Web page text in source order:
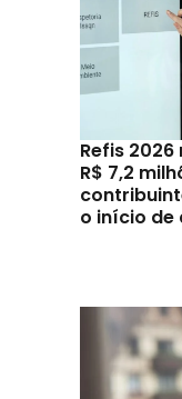
Refis
R$ 7,2
o início de